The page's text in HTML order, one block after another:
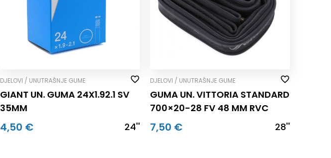
DJELOVI / UNUTRAŠNJE GUME
GIANT UN. GUMA 24X1.92.1 SV
35MM
4,50 € 24''
DJELOVI / UNUTRAŠNJE GUME
GUMA UN. VITTORIA STANDARD
700×20-28 FV 48 MM RVC
7,50 € 28''